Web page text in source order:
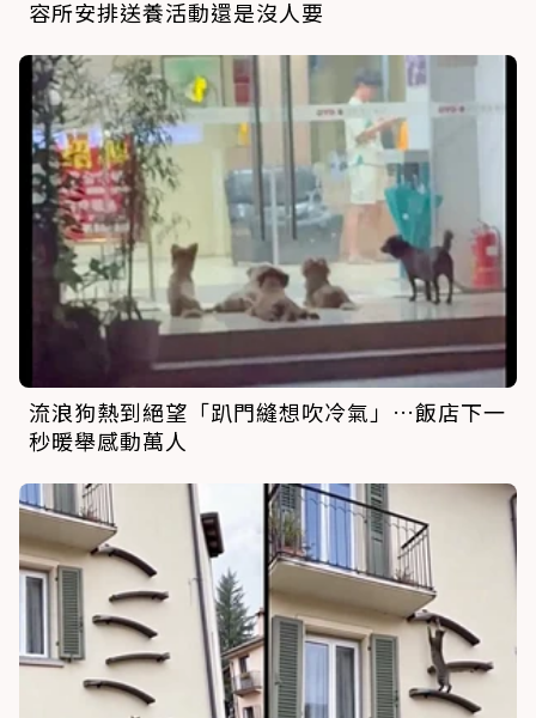
容所安排送養活動還是沒人要
流浪狗熱到絕望「趴門縫想吹冷氣」…飯店下一
秒暖舉感動萬人